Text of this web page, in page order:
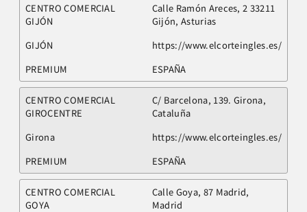
CENTRO COMERCIAL
GIJÓN
Calle Ramón Areces, 2 33211
Gijón, Asturias
GIJÓN
https://www.elcorteingles.es/
PREMIUM
ESPAÑA
CENTRO COMERCIAL
GIROCENTRE
C/ Barcelona, 139. Girona,
Cataluña
Girona
https://www.elcorteingles.es/
PREMIUM
ESPAÑA
CENTRO COMERCIAL
GOYA
Calle Goya, 87 Madrid,
Madrid